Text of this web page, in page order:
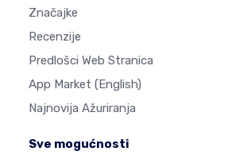
Značajke
Recenzije
Predlošci Web Stranica
App Market (English)
Najnovija Ažuriranja
Sve mogućnosti